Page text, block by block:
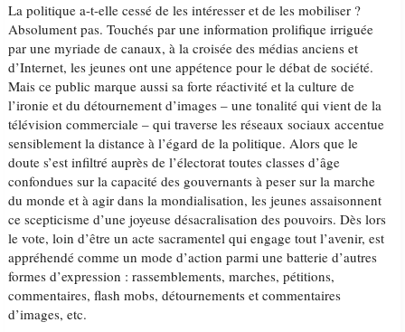
La politique a-t-elle cessé de les intéresser et de les mobiliser ?
Absolument pas. Touchés par une information prolifique irriguée
par une myriade de canaux, à la croisée des médias anciens et
d’Internet, les jeunes ont une appétence pour le débat de société.
Mais ce public marque aussi sa forte réactivité et la culture de
l’ironie et du détournement d’images – une tonalité qui vient de la
télévision commerciale – qui traverse les réseaux sociaux accentue
sensiblement la distance à l’égard de la politique. Alors que le
doute s’est infiltré auprès de l’électorat toutes classes d’âge
confondues sur la capacité des gouvernants à peser sur la marche
du monde et à agir dans la mondialisation, les jeunes assaisonnent
ce scepticisme d’une joyeuse désacralisation des pouvoirs. Dès lors
le vote, loin d’être un acte sacramentel qui engage tout l’avenir, est
appréhendé comme un mode d’action parmi une batterie d’autres
formes d’expression : rassemblements, marches, pétitions,
commentaires, flash mobs, détournements et commentaires
d’images, etc.